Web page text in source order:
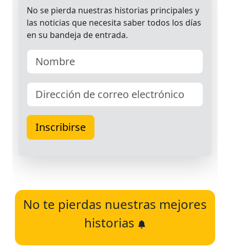
No te pierdas nuestras mejores
historias